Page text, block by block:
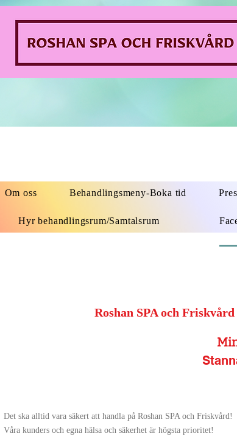
Om oss Behandlingsmeny-Boka tid
Hyr behandlingsrum/Samtalsrum
Det ska alltid vara säkert att handla på Roshan SPA och Friskvård!
Våra kunders och egna hälsa och säkerhet är högsta prioritet!
Roshan SPA och